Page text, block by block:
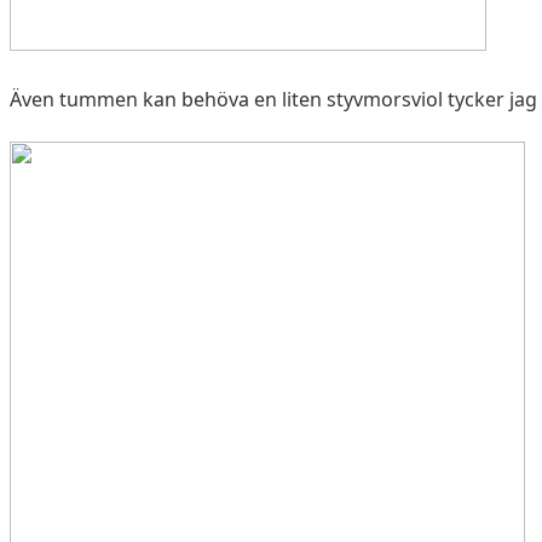
Även tummen kan behöva en liten styvmorsviol tycker jag